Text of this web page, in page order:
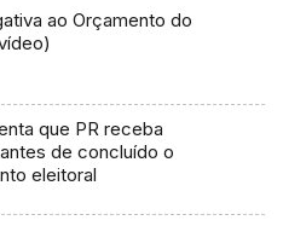
ao Orçamento do
que PR receba
de concluído o
eleitoral